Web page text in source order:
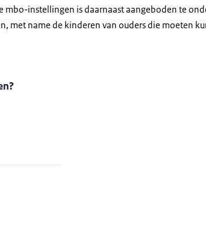
mbo-instellingen is daarnaast aangeboden te
met name de kinderen van ouders die moeten